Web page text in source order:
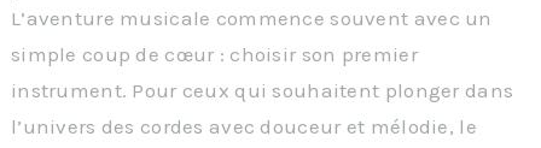
L’aventure musicale commence souvent avec un
simple coup de cœur : choisir son premier
instrument. Pour ceux qui souhaitent plonger dans
l’univers des cordes avec douceur et mélodie, le